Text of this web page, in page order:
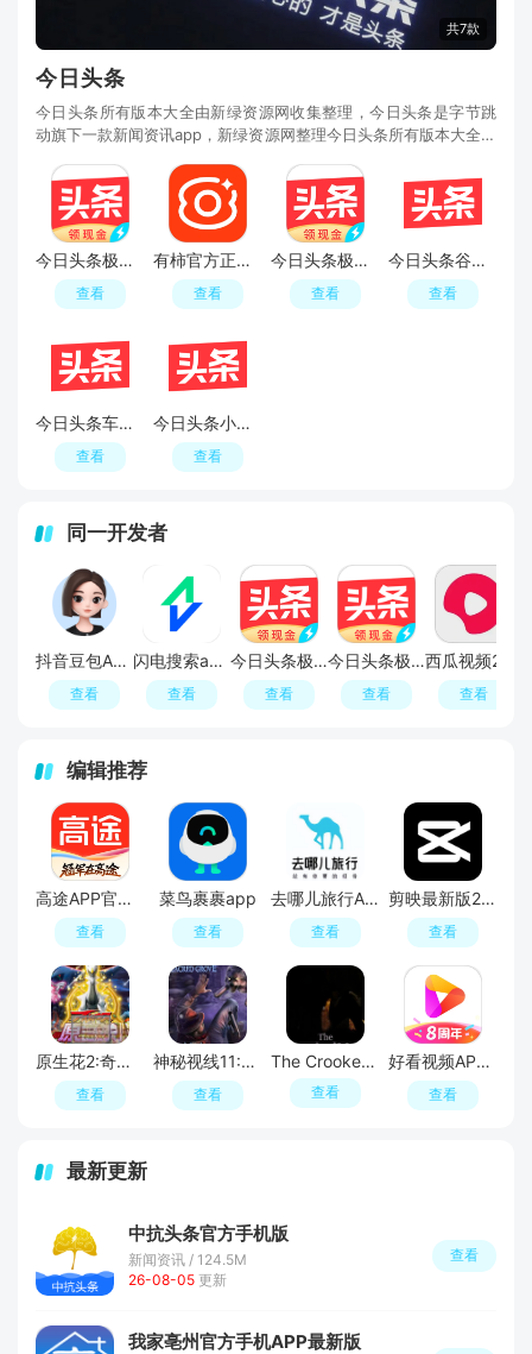
共7款
今日头条
今日头条所有版本大全由新绿资源网收集整理，今日头条是字节跳
动旗下一款新闻资讯app，新绿资源网整理今日头条所有版本大全，
今日头条极速版领现金最新版
查看
有柿官方正版客户端
查看
今日头条极速版app
查看
今日头条谷歌play定制版
查看
今日头条车机版(今日头条车载版本)
查看
今日头条小米定制版精简版安装包
查看
同一开发者
抖音豆包APP最新版
查看
闪电搜索app安卓版
查看
今日头条极速版app
查看
今日头条极速版领现金最新版
查看 查看
编辑推荐
高途APP官方正版
查看
菜鸟裹裹app
查看
去哪儿旅行APP官方免费版
查看
剪映最新版2026手机版
查看
原生花2:奇幻旅程
查看
神秘视线11:惊悚秘林
查看
The Crooked Man
查看
好看视频APP官方最新版
查看
最新更新
中抗头条官方手机版
新闻资讯 / 124.5M
26-08-05 更新
查看
我家亳州官方手机APP最新版